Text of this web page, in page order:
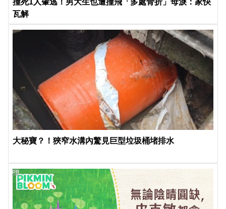
撞死1人肇逃！男大生也遭撞飛「多處骨折」母淚：家快
瓦解
大秘寶？！狹窄水溝內驚見巨型垃圾桶堵排水
PR